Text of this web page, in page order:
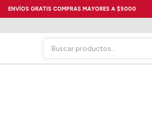
ENVÍOS GRATIS COMPRAS MAYORES A $5000